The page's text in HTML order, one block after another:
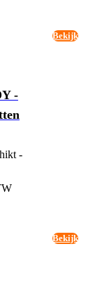
Bekijk
-
-
Bekijk